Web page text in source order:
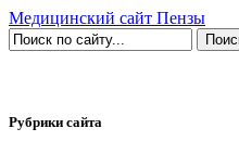
Медицинский сайт Пензы
Рубрики сайта